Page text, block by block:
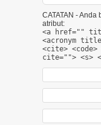
CATATAN -
atribut:
<a href=""
<acronym
<cite>
cite=""> <s>